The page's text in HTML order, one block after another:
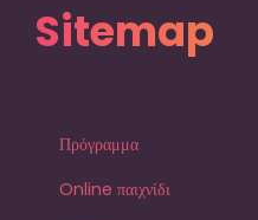
Sitemap
Πρόγραμμα
Online παιχνίδι